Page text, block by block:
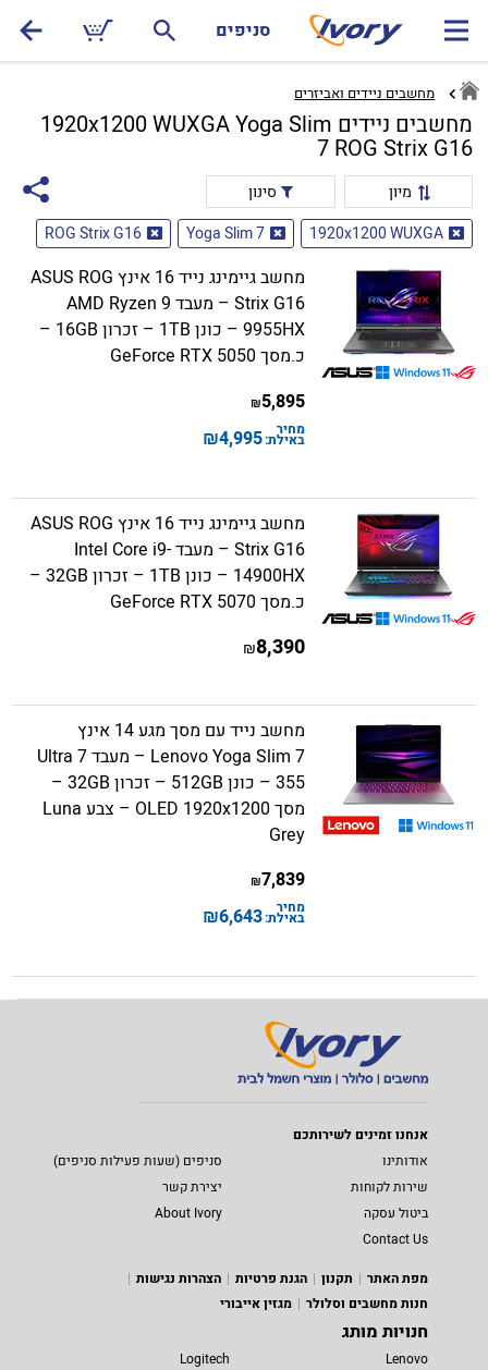
סניפים
מחשבים ניידים ואביזרים
מחשבים ניידים 1920x1200 WUXGA Yoga Slim
7 ROG Strix G16
מיון
סינון
1920x1200 WUXGA
Yoga Slim 7
ROG Strix G16
מחשב גיימינג נייד 16 אינץ ASUS ROG
Strix G16 – מעבד AMD Ryzen 9
9955HX – כונן 1TB – זכרון 16GB –
כ.מסך GeForce RTX 5050
5,895
₪
מחיר
באילת:4,995
₪
מחשב גיימינג נייד 16 אינץ ASUS ROG
Strix G16 – מעבד Intel Core i9-
14900HX – כונן 1TB – זכרון 32GB –
כ.מסך GeForce RTX 5070
8,390
₪
מחשב נייד עם מסך מגע 14 אינץ
Lenovo Yoga Slim 7 – מעבד Ultra 7
355 – כונן 512GB – זכרון 32GB –
מסך OLED 1920x1200 – צבע Luna
Grey
7,839
₪
מחיר
באילת:6,643
₪
אנחנו זמינים לשירותכם
אודותינו
סניפים (שעות פעילות סניפים)
שירות לקוחות
יצירת קשר
ביטול עסקה
About Ivory
Contact Us
מפת האתר
תקנון הגנת פרטיות
הצהרות נגישות
חנות מחשבים וסלולר
מגזין אייבורי
חנויות מותג
Lenovo
Logitech